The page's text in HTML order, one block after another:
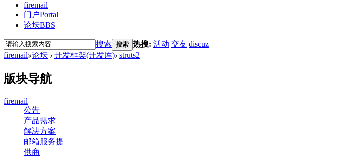
firemail
门户Portal
论坛BBS
搜索 搜索 热搜: 活动 交友 discuz
firemail»论坛 › 开发框架(开发库)› struts2
版块导航
firemail
公告
产品需求
解决方案
邮箱服务提
供商